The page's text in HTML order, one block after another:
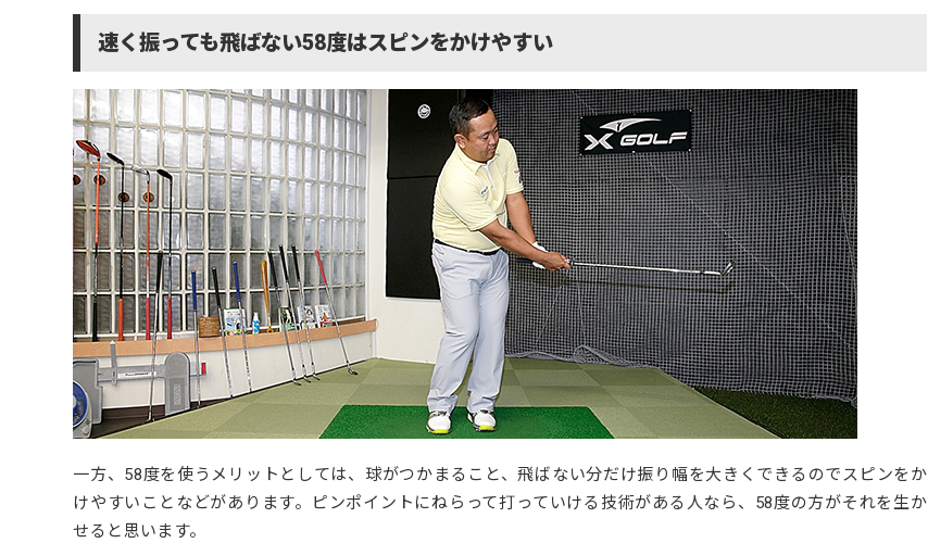
速く振っても飛ばない58度はスピンをかけやすい
一方、58度を使うメリットとしては、球がつかまること、飛ばない分だけ振り幅を大きくできるのでスピンをか
けやすいことなどがあります。
ピンポイントにねらって打っていける技術がある人なら、58度の方がそれを生か
せると思います。